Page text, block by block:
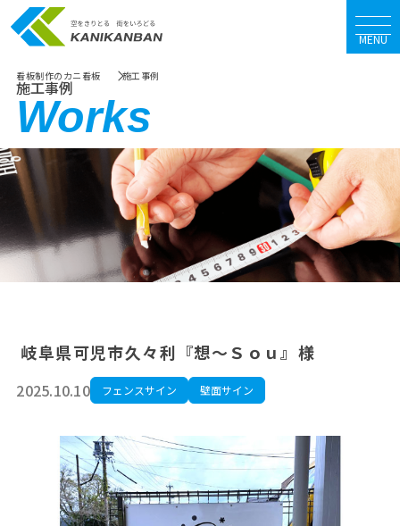
MENU
施工事例
Works
看板制作のカニ看板 施工事例
岐阜県可児市久々利『想～Ｓｏｕ』様
2025.10.10 フェンスサイン 壁面サイン